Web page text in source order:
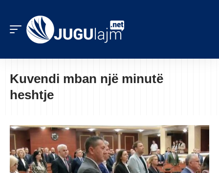
Kuvendi mban një minutë
heshtje